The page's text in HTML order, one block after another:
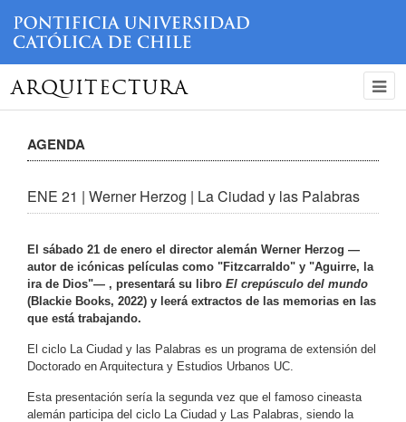
ARQUITECTURA
AGENDA
ENE 21 | Werner Herzog | La Ciudad y las Palabras
El sábado 21 de enero el director alemán Werner Herzog —
autor de icónicas películas como "Fitzcarraldo" y "Aguirre, la
ira de Dios"— , presentará su libro El crepúsculo del mundo
(Blackie Books, 2022) y leerá extractos de las memorias en las
que está trabajando.
El ciclo La Ciudad y las Palabras es un programa de extensión del
Doctorado en Arquitectura y Estudios Urbanos UC.
Esta presentación sería la segunda vez que el famoso cineasta
alemán participa del ciclo La Ciudad y Las Palabras, siendo la